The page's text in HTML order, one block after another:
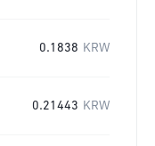
0.1838 KRW
0.21443 KRW